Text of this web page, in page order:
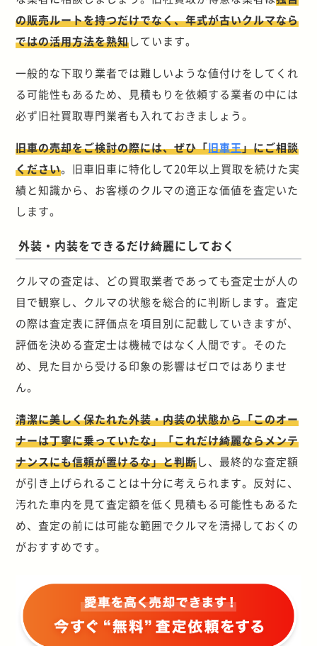
の販売ルートを持つだけでなく、年式が古いクルマなら
ではの活用方法を熟知しています。
一般的な下取り業者では難しいような値付けをしてくれ
る可能性もあるため、見積もりを依頼する業者の中には
必ず旧社買取専門業者も入れておきましょう。
旧車の売却をご検討の際には、ぜひ「旧車王」にご相談
ください。旧車旧車に特化して20年以上買取を続けた実
績と知識から、お客様のクルマの適正な価値を査定いた
します。
外装・内装をできるだけ綺麗にしておく
クルマの査定は、どの買取業者であっても査定士が人の
目で観察し、クルマの状態を総合的に判断します。査定
の際は査定表に評価点を項目別に記載していきますが、
評価を決める査定士は機械ではなく人間です。そのた
め、見た目から受ける印象の影響はゼロではありませ
ん。
清潔に美しく保たれた外装・内装の状態から「このオー
ナーは丁寧に乗っていたな」「これだけ綺麗ならメンテ
ナンスにも信頼が置けるな」と判断し、最終的な査定額
が引き上げられることは十分に考えられます。反対に、
汚れた車内を見て査定額を低く見積もる可能性もあるた
め、査定の前には可能な範囲でクルマを清掃しておくの
がおすすめです。